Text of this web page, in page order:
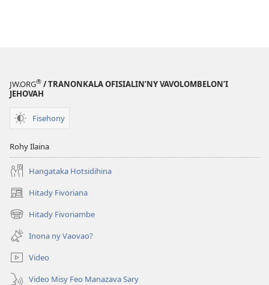
JW.ORG® / TRANONKALA OFISIALIN’NY VAVOLOMBELON’I
JEHOVAH
Fisehony
Rohy Ilaina
Hangataka Hotsidihina
Hitady Fivoriana
(manokatra
rohy) Hitady Fivoriambe
(manokatra
rohy) Inona ny Vaovao?
Video
Video Misy Feo Manazava Sary